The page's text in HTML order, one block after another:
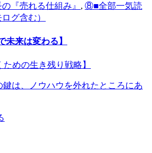
『売れる仕組み』 , ⑧■全部一気読
グ含む）
未来は変わる】
めの生き残り戦略】
鍵は、ノウハウを外れたところにあ